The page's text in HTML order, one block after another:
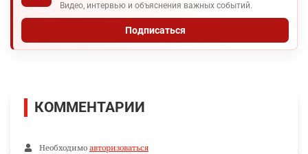
Видео, интервью и объяснения важных событий.
Подписаться
КОММЕНТАРИИ
Необходимо авторизоваться